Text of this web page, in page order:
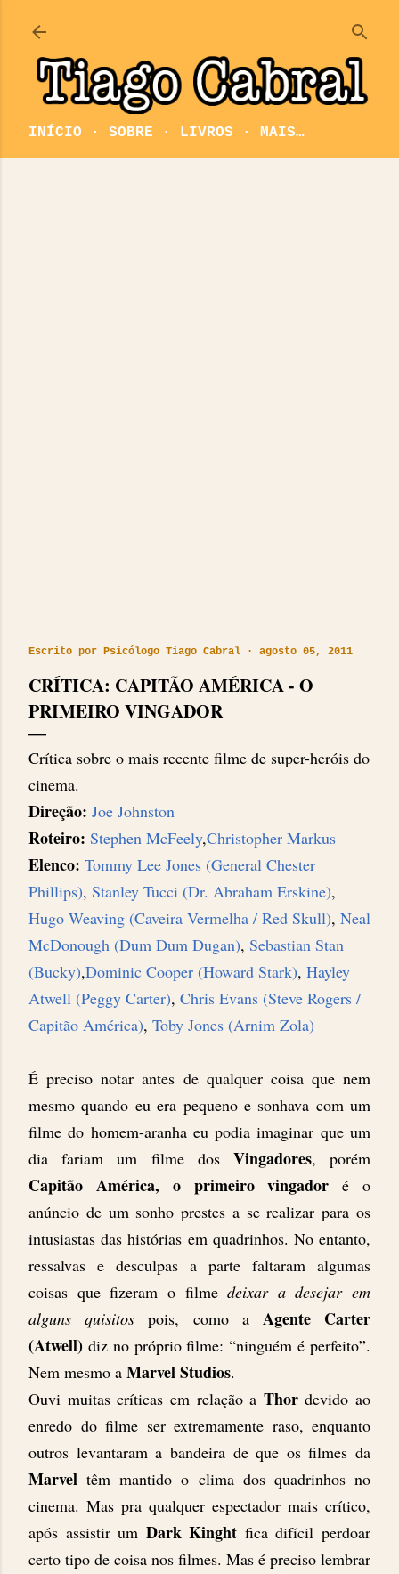
INÍCIO SOBRE LIVROS MAIS…
Escrito por Psicólogo Tiago Cabral agosto 05, 2011
CRÍTICA: CAPITÃO AMÉRICA - O
PRIMEIRO VINGADOR
Crítica sobre o mais recente filme de super-heróis do
cinema.
Direção: Joe Johnston
Roteiro: Stephen McFeely,Christopher Markus
Elenco: Tommy Lee Jones (General Chester
Phillips), Stanley Tucci (Dr. Abraham Erskine),
Hugo Weaving (Caveira Vermelha / Red Skull), Neal
McDonough (Dum Dum Dugan), Sebastian Stan
(Bucky),Dominic Cooper (Howard Stark), Hayley
Atwell (Peggy Carter), Chris Evans (Steve Rogers /
Capitão América), Toby Jones (Arnim Zola)
É preciso notar antes de qualquer coisa que nem
mesmo quando eu era pequeno e sonhava com um
filme do homem-aranha eu podia imaginar que um
dia fariam um filme dos Vingadores, porém
Capitão América, o primeiro vingador é o
anúncio de um sonho prestes a se realizar para os
intusiastas das histórias em quadrinhos. No entanto,
ressalvas e desculpas a parte faltaram algumas
coisas que fizeram o filmedeixar a desejar em
alguns quisitos pois, como a Agente Carter
(Atwell) diz no próprio filme: “ninguém é perfeito”.
Nem mesmo a Marvel Studios.
Ouvi muitas críticas em relação a Thordevido ao
enredo do filme ser extremamente raso, enquanto
outros levantaram a bandeira de que os filmes da
Marvel têm mantido o clima dos quadrinhos no
cinema. Mas pra qualquer espectador mais crítico,
após assistir um Dark Kinght fica difícil perdoar
certo tipo de coisa nos filmes. Mas é preciso lembrar